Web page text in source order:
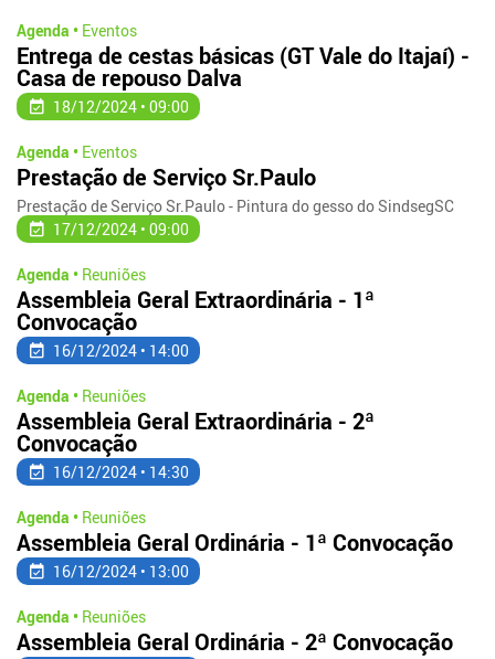
Agenda • Eventos
Entrega de cestas básicas (GT Vale do Itajaí) -
Casa de repouso Dalva
18/12/2024 • 09:00
Agenda • Eventos
Prestação de Serviço Sr.Paulo
Prestação de Serviço Sr.Paulo - Pintura do gesso do SindsegSC
17/12/2024 • 09:00
Agenda • Reuniões
Assembleia Geral Extraordinária - 1ª
Convocação
16/12/2024 • 14:00
Agenda • Reuniões
Assembleia Geral Extraordinária - 2ª
Convocação
16/12/2024 • 14:30
Agenda • Reuniões
Assembleia Geral Ordinária - 1ª Convocação
16/12/2024 • 13:00
Agenda • Reuniões
Assembleia Geral Ordinária - 2ª Convocação